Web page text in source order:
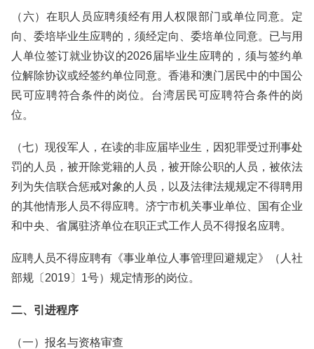
（六）在职人员应聘须经有用人权限部门或单位同意。定
向、委培毕业生应聘的，须经定向、委培单位同意。已与用
人单位签订就业协议的2026届毕业生应聘的，须与签约单
位解除协议或经签约单位同意。香港和澳门居民中的中国公
民可应聘符合条件的岗位。台湾居民可应聘符合条件的岗
位。
（七）现役军人，在读的非应届毕业生，因犯罪受过刑事处
罚的人员，被开除党籍的人员，被开除公职的人员，被依法
列为失信联合惩戒对象的人员，以及法律法规规定不得聘用
的其他情形人员不得应聘。济宁市机关事业单位、国有企业
和中央、省属驻济单位在职正式工作人员不得报名应聘。
应聘人员不得应聘有《事业单位人事管理回避规定》（人社
部规〔2019〕1号）规定情形的岗位。
二、引进程序
（一）报名与资格审查